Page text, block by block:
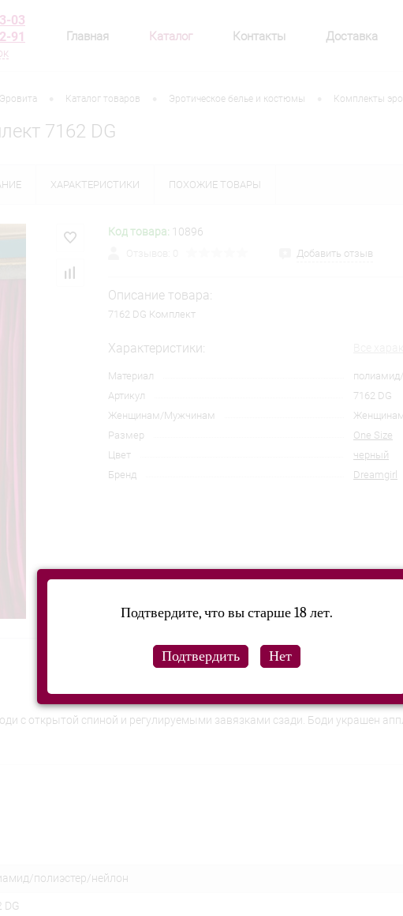
03
91
Главная Каталог Контакты Доставка
Каталог товаров Эротическое белье и костюмы Комплекты
7162 DG
ХАРАКТЕРИСТИКИ ПОХОЖИЕ ТОВАРЫ
Код товара: 10896
Добавить отзыв
Описание товара:
7162 DG Комплект
Характеристики:
Материал
Артикул
7162 DG
Женщинам/Мужчинам
Женщинам
Размер
One Size
Цвет
черный
Бренд
Dreamgirl
с открытой спиной и регулируемыми завязками сзади. Боди украшен
полиэстер/нейлон
DG
Подтвердите, что вы старше 18 лет.